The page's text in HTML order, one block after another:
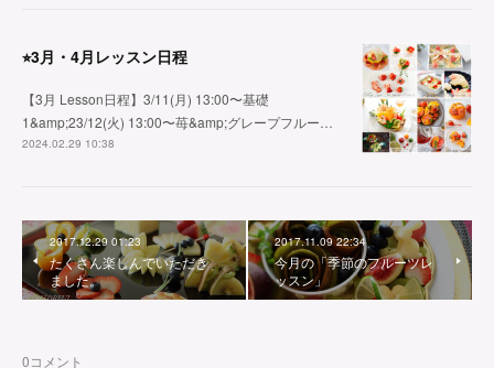
⭐︎3月・4月レッスン日程
【3月 Lesson日程】3/11(月) 13:00〜基礎
1&amp;23/12(火) 13:00〜苺&amp;グレープフルー…
2024.02.29 10:38
2017.12.29 01:23
たくさん楽しんでいただき
ました。
2017.11.09 22:34
今月の「季節のフルーツレ
ッスン」
0コメント